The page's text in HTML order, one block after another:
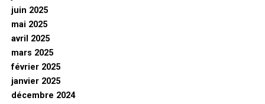
juin 2025
mai 2025
avril 2025
mars 2025
février 2025
janvier 2025
décembre 2024